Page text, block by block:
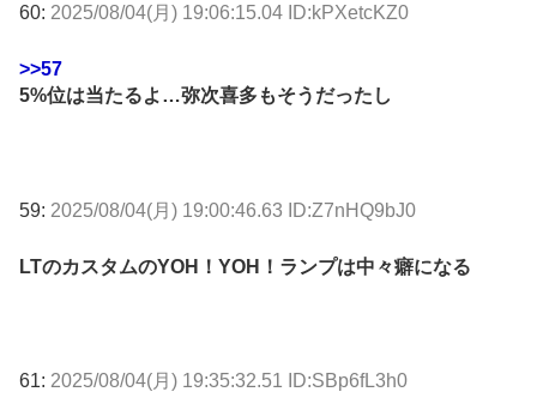
60: 2025/08/04(月) 19:06:15.04 ID:kPXetcKZ0
>>57
5%位は当たるよ…弥次喜多もそうだったし
59: 2025/08/04(月) 19:00:46.63 ID:Z7nHQ9bJ0
LTのカスタムのYOH！YOH！ランプは中々癖になる
61: 2025/08/04(月) 19:35:32.51 ID:SBp6fL3h0